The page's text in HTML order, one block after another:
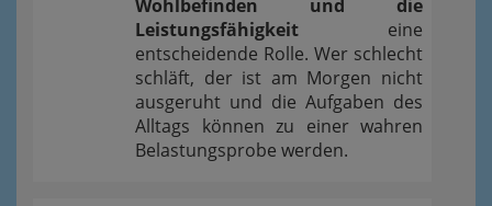
Wohlbefinden und die
Leistungsfähigkeit eine
entscheidende Rolle. Wer schlecht
schläft, der ist am Morgen nicht
ausgeruht und die Aufgaben des
Alltags können zu einer wahren
Belastungsprobe werden.